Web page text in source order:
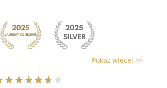
Pokaż więcej >>